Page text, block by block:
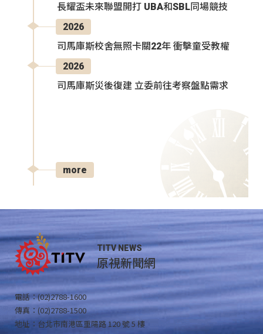
長耀盃未來聯盟開打 UBA和SBL同場競技
2026
司馬庫斯校舍無照卡關22年 衝擊童受教權
2026
司馬庫斯災後復建 立委前往考察盤點需求
more
TITV NEWS
原視新聞網
電話：(02)2788-1600
傳真：(02)2788-1500
地址：台北市南港區重陽路 120 號 5 樓